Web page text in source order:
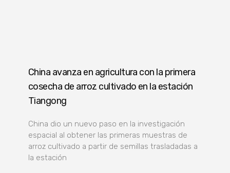
China avanza en agricultura con la primera
cosecha de arroz cultivado en la estación
Tiangong
China dio un nuevo paso en la investigación
espacial al obtener las primeras muestras de
arroz cultivado a partir de semillas trasladadas a
la estación